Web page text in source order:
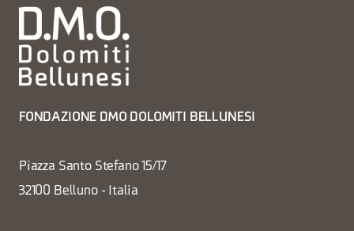
FONDAZIONE DMO DOLOMITI BELLUNESI
Piazza Santo Stefano 15/17
32100 Belluno - Italia